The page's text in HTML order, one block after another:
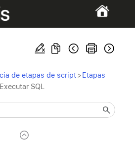
de etapas de script >Etapas
Executar SQL